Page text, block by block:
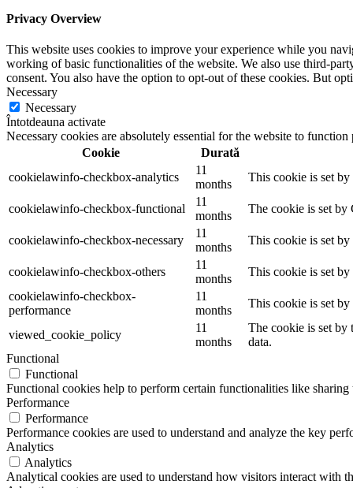
Privacy Overview
This website uses cookies to improve your experience while you
working of basic functionalities of the website. We also use third-
consent. You also have the option to opt-out of these cookies. But
Necessary
Necessary
Întotdeauna activate
Necessary cookies are absolutely essential for the website to
Cookie
Durată
cookielawinfo-checkbox-analytics
11
months
This cookie is set
cookielawinfo-checkbox-functional
11
months
The cookie is set by
cookielawinfo-checkbox-necessary
11
months
This cookie is set
cookielawinfo-checkbox-others
11
months
This cookie is set
cookielawinfo-checkbox-
performance
11
months
This cookie is set
viewed_cookie_policy
11
months
The cookie is set by
data.
Functional
Functional
Functional cookies help to perform certain functionalities like
Performance
Performance
Performance cookies are used to understand and analyze the key
Analytics
Analytics
Analytical cookies are used to understand how visitors interact with